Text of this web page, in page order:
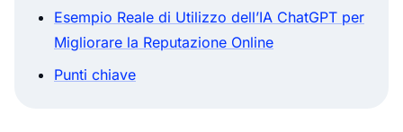
Esempio Reale di Utilizzo dell’IA ChatGPT per
Migliorare la Reputazione Online
Punti chiave